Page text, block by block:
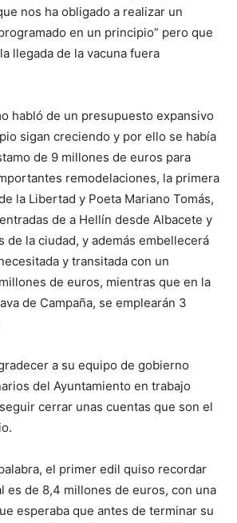
nos ha obligado a realizar un
en un principio” pero que
llegada de la vacuna fuera
habló de un presupuesto expansivo
sigan creciendo y por ello se había
de 9 millones de euros para
remodelaciones, la primera
la Libertad y Poeta Mariano Tomás,
de a Hellín desde Albacete y
de la ciudad, y además embellecerá
y transitada con un
de euros, mientras que en la
de Campaña, se emplearán 3
a su equipo de gobierno
del Ayuntamiento en trabajo
cerrar unas cuentas que son el
el primer edil quiso recordar
es de 8,4 millones de euros, con una
esperaba que antes de terminar su